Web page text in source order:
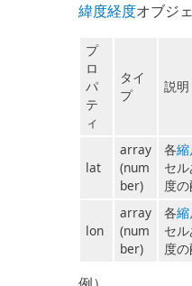
緯度経度オブジ
プ
ロ
パ
テ
ィ
タイ
プ
説明
lat
array
(num
ber)
各
セ
度
lon
array
(num
ber)
各
セ
度